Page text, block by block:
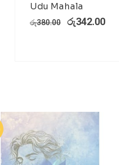
Udu Mahala
රු380.00 රු342.00